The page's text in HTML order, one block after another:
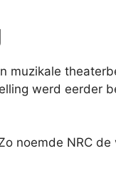
muzikale
werd eerder
noemde NRC